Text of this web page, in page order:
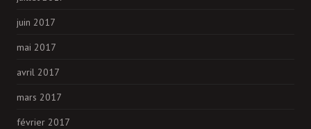
juin 2017
mai 2017
avril 2017
mars 2017
février 2017